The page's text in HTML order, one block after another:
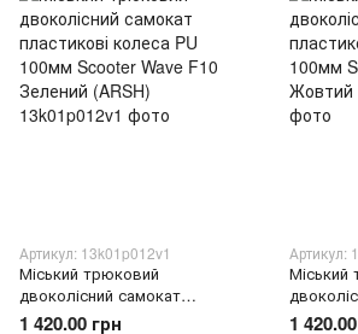
Артикул: 13k01p012v1
Міський трюковий
двоколісний самокат
пластикові колеса PU 100мм
1 420.00 грн
Артикул:
Міський
1